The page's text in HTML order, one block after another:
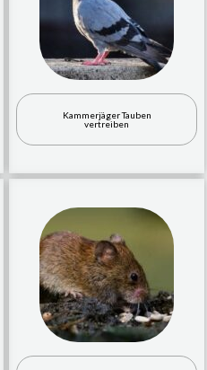
Kammerjäger Tauben
vertreiben